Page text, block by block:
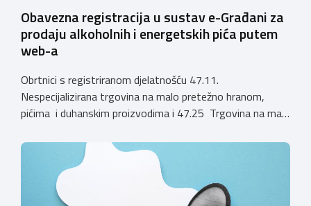
Obavezna registracija u sustav e-Građani za
prodaju alkoholnih i energetskih pića putem
web-a
Obrtnici s registriranom djelatnošću 47.11.
Nespecijalizirana trgovina na malo pretežno hranom,
pićima i duhanskim proizvodima i 47.25 Trgovina na malo
koja sadrže alkohol i energetska pića dužni su uskladiti
svoje poslovne procese i osigurati tehničko rješenje za
vjerodostojnu provjeru punoljetnosti kupca putem
sustava e-Građani ili putem mobilne […]